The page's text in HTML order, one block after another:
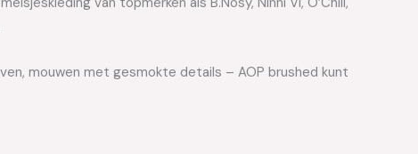
mouwen met gesmokte details – AOP brushed kunt